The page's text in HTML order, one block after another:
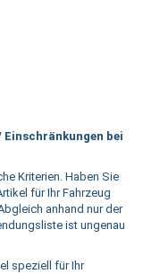
bei
Kriterien. Haben Sie
für Ihr Fahrzeug
anhand nur der
ist ungenau
speziell für Ihr